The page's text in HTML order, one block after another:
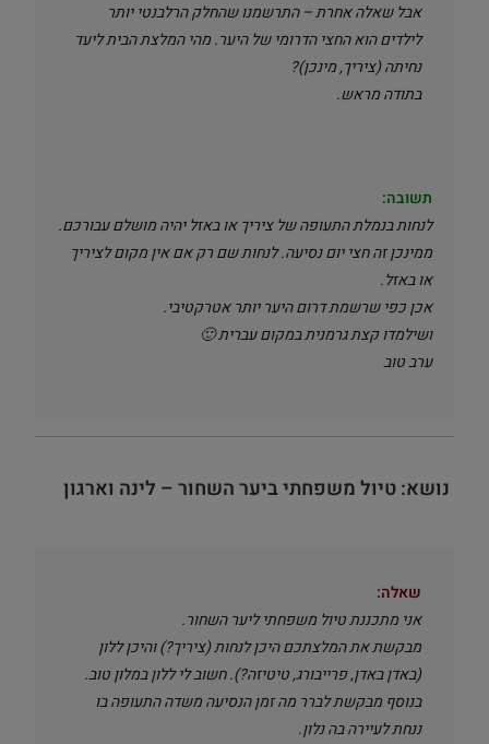
אבל שאלה אחרת – התרשמנו שהחלק הרלבנטי יותר
לילדים הוא החצי הדרומי של היער. מהי המלצת הבית ליעד
נחיתה (ציריך, מינכן)?
בתודה מראש.
תשובה:
לנחות בנמלת התעופה של ציריך או באזל יהיה מושלם עבורכם.
ממינכן זה חצי יום נסיעה. לנחות שם רק אם אין מקום לציריך
או באזל.
אכן כפי שרשמת דרום היער יותר אטרקטיבי.
ושילמדו קצת גרמנית במקום עברית 🙂
ערב טוב
נושא: טיול משפחתי ביער השחור – לינה וארגון
שאלה:
אני מתכננת טיול משפחתי ליער השחור.
מבקשת את המלצתכם היכן לנחות (ציריך?) והיכן ללון
(באדן באדן, פרייבורג, טיטיזה?). חשוב לי ללון במלון טוב.
בנוסף מבקשת לברר מה זמן הנסיעה משדה התעופה בו
ננחת לעיירה בה נלון.